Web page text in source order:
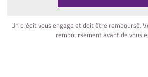
Un crédit vous engage et doit être remboursé.
remboursement avant de vous